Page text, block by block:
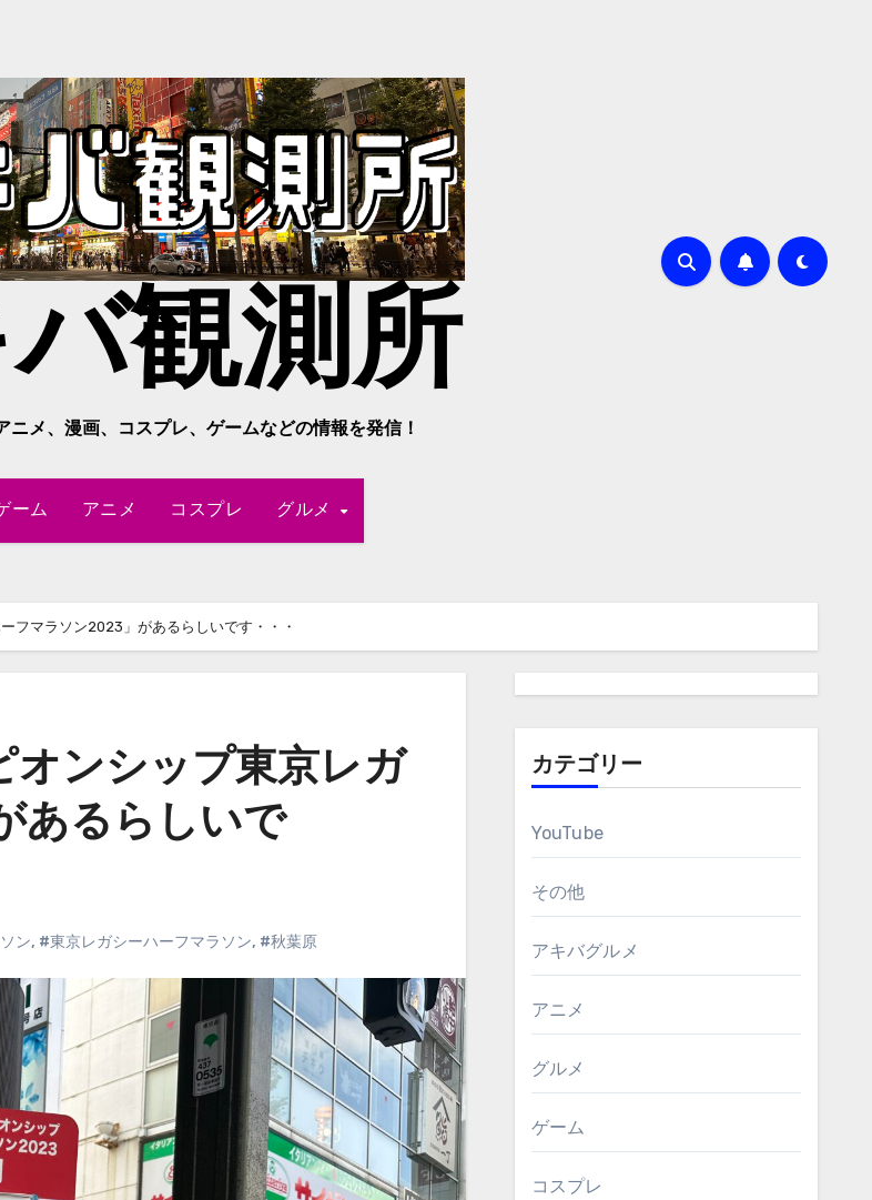
観測所
ニメ、漫画、コスプレ、ゲームなどの情報を発信！
ーム アニメ コスプレ グルメ
フマラソン2023」があるらしいです・・・
オンシップ東京レガ
あるらしいで
ン, #東京レガシーハーフマラソン, #秋葉原
カテゴリー
YouTube
その他
アキバグルメ
アニメ
グルメ
ゲーム
コスプレ